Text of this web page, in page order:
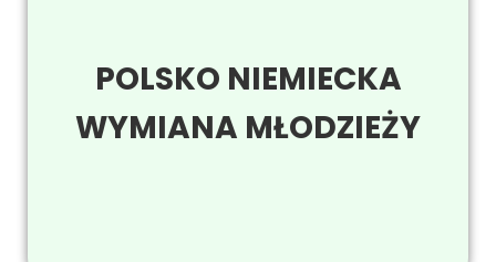
POLSKO NIEMIECKA
WYMIANA MŁODZIEŻY